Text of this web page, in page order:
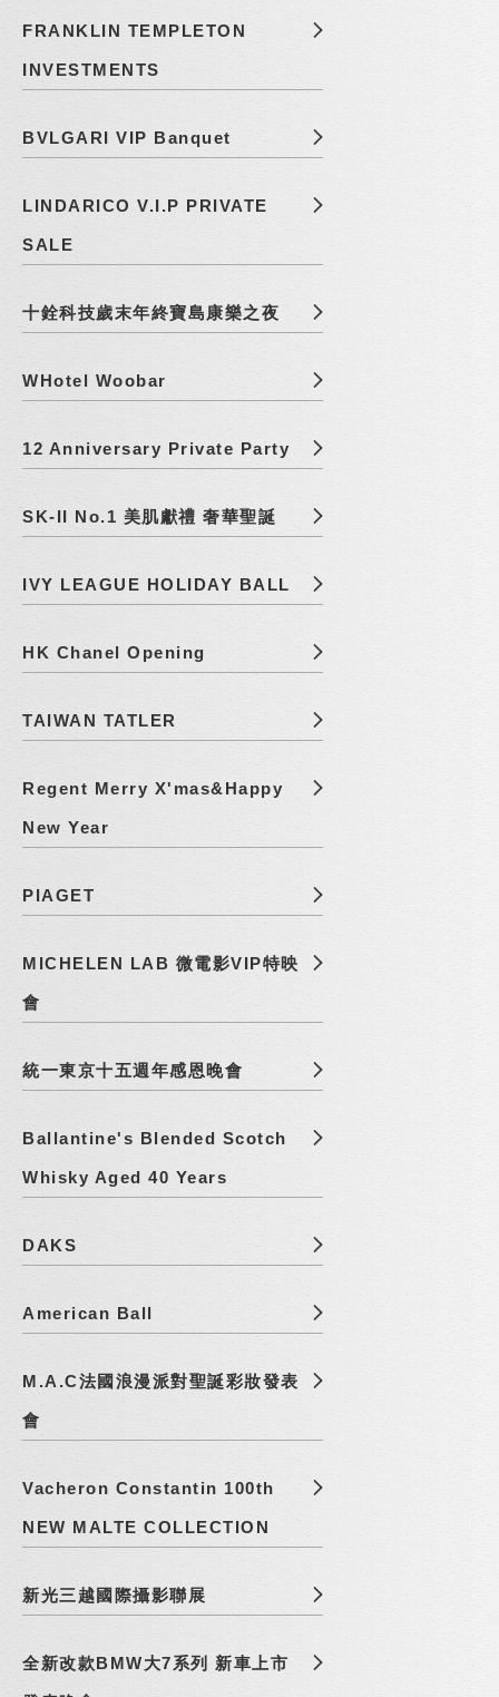
FRANKLIN TEMPLETON
INVESTMENTS
BVLGARI VIP Banquet
LINDARICO V.I.P PRIVATE
SALE
十銓科技歲末年終寶島康樂之夜
WHotel Woobar
12 Anniversary Private Party
SK-II No.1 美肌獻禮 奢華聖誕
IVY LEAGUE HOLIDAY BALL
HK Chanel Opening
TAIWAN TATLER
Regent Merry X'mas&Happy
New Year
PIAGET
MICHELEN LAB 微電影VIP特映
會
統一東京十五週年感恩晚會
Ballantine's Blended Scotch
Whisky Aged 40 Years
DAKS
American Ball
M.A.C法國浪漫派對聖誕彩妝發表
會
Vacheron Constantin 100th
NEW MALTE COLLECTION
新光三越國際攝影聯展
全新改款BMW大7系列 新車上市